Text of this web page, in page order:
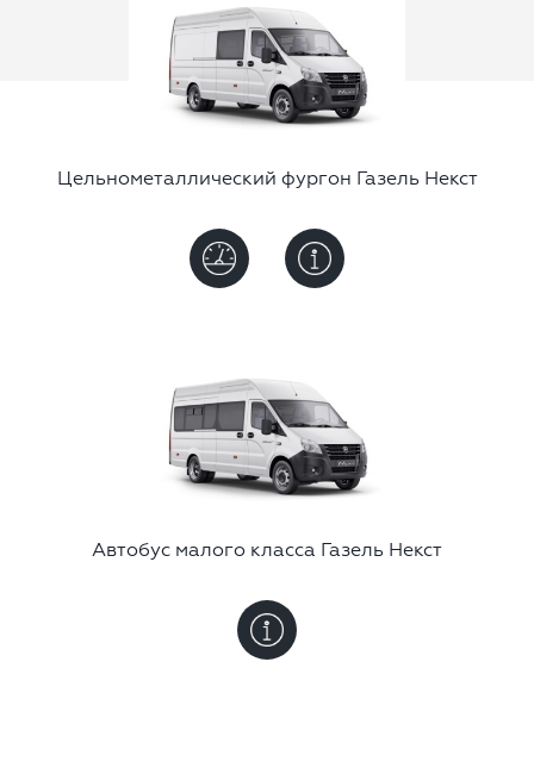
Цельнометаллический фургон Газель Некст
Автобус малого класса Газель Некст
ОТПРАВИТЬ ЗАЯВКУ